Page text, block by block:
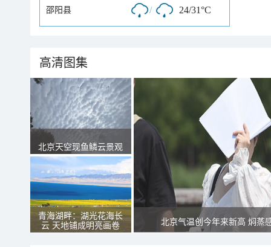
邵阳县 / 24/31°C
高清图集
北京天空现鱼鳞云景观
青海湖畔：湖光花海长
云 天地铺成明亮画卷
北京气温创今年来新高 焖蒸